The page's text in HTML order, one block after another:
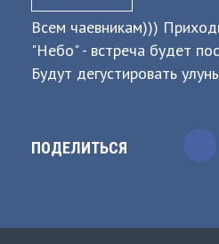
Всем чаевникам)))
"Небо" - встреча будет
Будут дегустировать
основные признаки во
Руководитель проекта
ПОДЕЛИТЬСЯ